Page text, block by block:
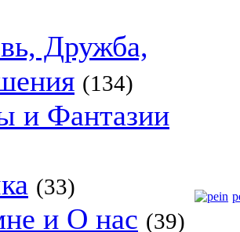
Дружба,
(134)
и Фантазии
(33)
и О нас (39)